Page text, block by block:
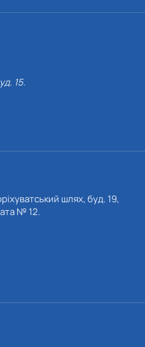
15.
шлях, буд. 19,
№ 12.